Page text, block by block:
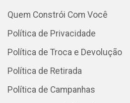
Quem Constrói Com Você
Política de Privacidade
Política de Troca e Devolução
Política de Retirada
Política de Campanhas